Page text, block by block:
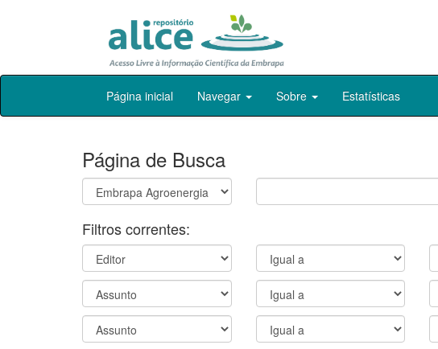
Skip
Página inicial Navegar Sobre Estatísticas
Página de Busca
Filtros correntes: